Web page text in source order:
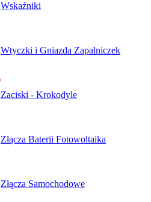
Wskaźniki
Wtyczki i Gniazda Zapalniczek
Zaciski - Krokodyle
Złącza Baterii Fotowoltaika
Złącza Samochodowe